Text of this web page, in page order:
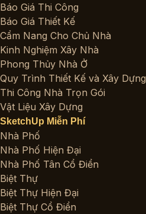
Báo Giá Thi Công
Báo Giá Thiết Kế
Cẩm Nang Cho Chủ Nhà
Kinh Nghiệm Xây Nhà
Phong Thủy Nhà Ở
Quy Trình Thiết Kế và Xây Dựng
Thi Công Nhà Trọn Gói
Vật Liệu Xây Dựng
SketchUp Miễn Phí
Nhà Phố
Nhà Phố Hiện Đại
Nhà Phố Tân Cổ Điển
Biệt Thự
Biệt Thự Hiện Đại
Biệt Thự Cổ Điển